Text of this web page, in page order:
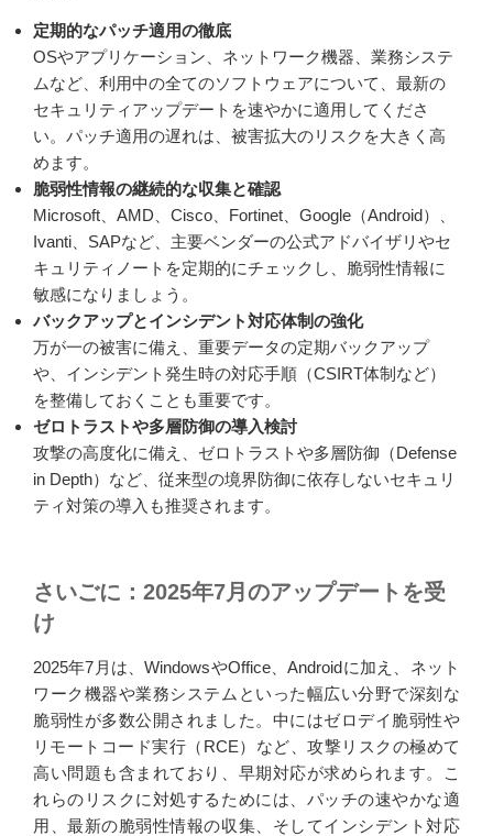
定期的なパッチ適用の徹底
OSやアプリケーション、ネットワーク機器、業務システ
ムなど、利用中の全てのソフトウェアについて、最新の
セキュリティアップデートを速やかに適用してくださ
い。パッチ適用の遅れは、被害拡大のリスクを大きく高
めます。
脆弱性情報の継続的な収集と確認
Microsoft、AMD、Cisco、Fortinet、Google（Android）、
Ivanti、SAPなど、主要ベンダーの公式アドバイザリやセ
キュリティノートを定期的にチェックし、脆弱性情報に
敏感になりましょう。
バックアップとインシデント対応体制の強化
万が一の被害に備え、重要データの定期バックアップ
や、インシデント発生時の対応手順（CSIRT体制など）
を整備しておくことも重要です。
ゼロトラストや多層防御の導入検討
攻撃の高度化に備え、ゼロトラストや多層防御（Defense
in Depth）など、従来型の境界防御に依存しないセキュリ
ティ対策の導入も推奨されます。
さいごに：2025年7月のアップデートを受
け
2025年7月は、WindowsやOffice、Androidに加え、ネット
ワーク機器や業務システムといった幅広い分野で深刻な
脆弱性が多数公開されました。中にはゼロデイ脆弱性や
リモートコード実行（RCE）など、攻撃リスクの極めて
高い問題も含まれており、早期対応が求められます。こ
れらのリスクに対処するためには、パッチの速やかな適
用、最新の脆弱性情報の収集、そしてインシデント対応